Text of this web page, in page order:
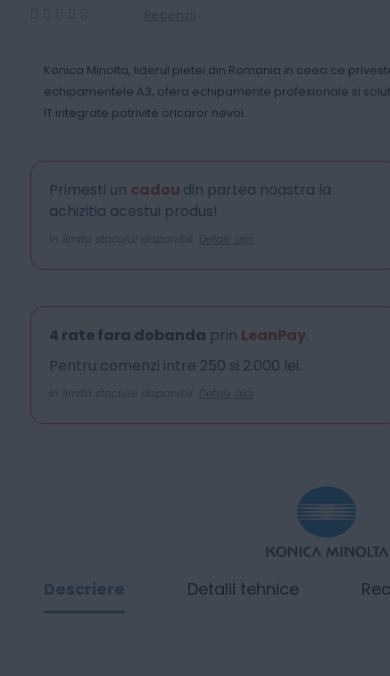
Konica Minolta, liderul pietei din Romania in ceea ce
echipamentele A3, ofera echipamente profesionale si
IT integrate potrivite oricaror nevoi.
Primesti un cadou din partea noastra la
achizitia acestui produs!
In limita stocului disponibil. Detalii aici
4 rate fara dobanda prin LeanPay.
Pentru comenzi intre 250 si 2.000 lei.
In limita stocului disponibil. Detalii aici
Descriere Detalii tehnice